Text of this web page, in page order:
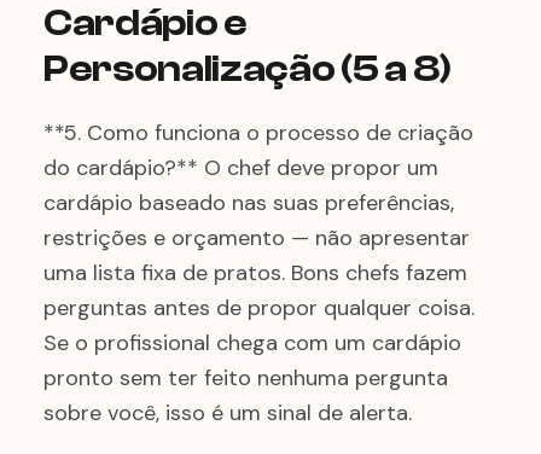
Cardápio e
Personalização (5 a 8)
**5. Como funciona o processo de criação
do cardápio?** O chef deve propor um
cardápio baseado nas suas preferências,
restrições e orçamento — não apresentar
uma lista fixa de pratos. Bons chefs fazem
perguntas antes de propor qualquer coisa.
Se o profissional chega com um cardápio
pronto sem ter feito nenhuma pergunta
sobre você, isso é um sinal de alerta.